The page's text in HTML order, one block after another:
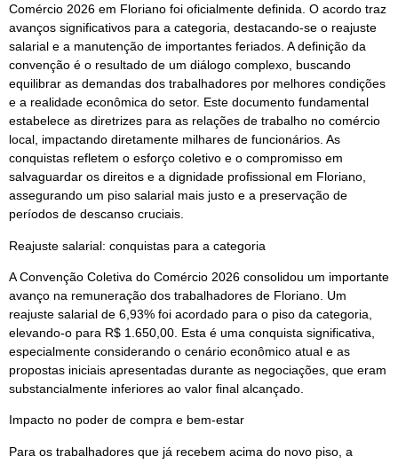
Comércio 2026 em Floriano foi oficialmente definida. O acordo traz
avanços significativos para a categoria, destacando-se o reajuste
salarial e a manutenção de importantes feriados. A definição da
convenção é o resultado de um diálogo complexo, buscando
equilibrar as demandas dos trabalhadores por melhores condições
e a realidade econômica do setor. Este documento fundamental
estabelece as diretrizes para as relações de trabalho no comércio
local, impactando diretamente milhares de funcionários. As
conquistas refletem o esforço coletivo e o compromisso em
salvaguardar os direitos e a dignidade profissional em Floriano,
assegurando um piso salarial mais justo e a preservação de
períodos de descanso cruciais.
Reajuste salarial: conquistas para a categoria
A Convenção Coletiva do Comércio 2026 consolidou um importante
avanço na remuneração dos trabalhadores de Floriano. Um
reajuste salarial de 6,93% foi acordado para o piso da categoria,
elevando-o para R$ 1.650,00. Esta é uma conquista significativa,
especialmente considerando o cenário econômico atual e as
propostas iniciais apresentadas durante as negociações, que eram
substancialmente inferiores ao valor final alcançado.
Impacto no poder de compra e bem-estar
Para os trabalhadores que já recebem acima do novo piso, a